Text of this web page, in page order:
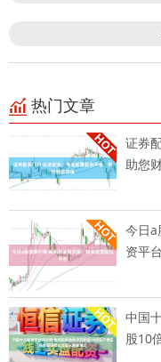
热门文章
证券
助您
今日a
资平台
中国
股10